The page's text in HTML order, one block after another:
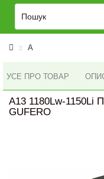
A
УСЕ ПРО ТОВАР
A13 1180Lw-1150Li
GUFERO